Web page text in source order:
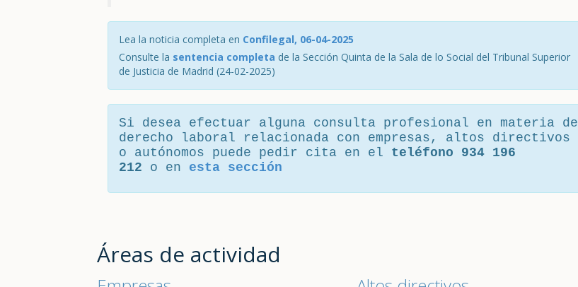
Lea la noticia completa en Confilegal, 06-04-2025
Consulte la sentencia completa de la Sección Quinta de la Sala de lo Social del Tribunal Superior
de Justicia de Madrid (24-02-2025)
Si desea efectuar alguna consulta profesional en materia de
derecho laboral relacionada con empresas, altos directivos
o autónomos puede pedir cita en el teléfono 934 196
212 o en esta sección
Áreas de actividad